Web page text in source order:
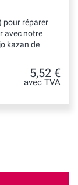
pour réparer
avec notre
kazan de
5,52 €
avec TVA